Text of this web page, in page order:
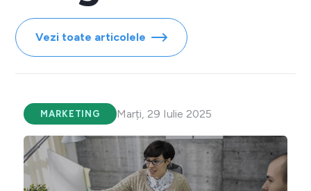
Vezi toate articolele
MARKETING Marți, 29 Iulie 2025